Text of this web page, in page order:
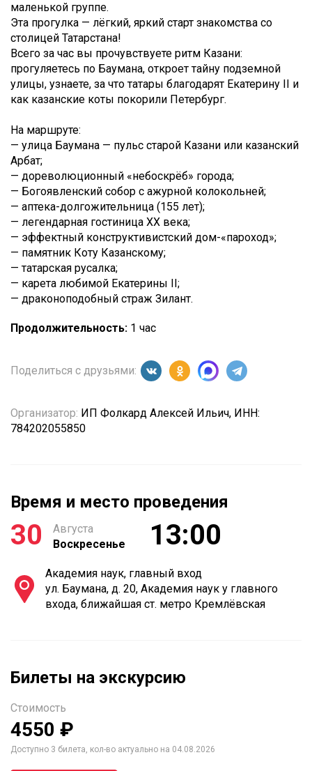
маленькой группе.
Эта прогулка — лёгкий, яркий старт знакомства со
столицей Татарстана!
Всего за час вы прочувствуете ритм Казани:
прогуляетесь по Баумана, откроет тайну подземной
улицы, узнаете, за что татары благодарят Екатерину II и
как казанские коты покорили Петербург.
На маршруте:
— улица Баумана — пульс старой Казани или казанский
Арбат;
— дореволюционный «небоскрёб» города;
— Богоявленский собор с ажурной колокольней;
— аптека-долгожительница (155 лет);
— легендарная гостиница XX века;
— эффектный конструктивистский дом-«пароход»;
— памятник Коту Казанскому;
— татарская русалка;
— карета любимой Екатерины II;
— драконоподобный страж Зилант.
Продолжительность: 1 час
Поделиться с друзьями:
Организатор: ИП Фолкард Алексей Ильич, ИНН:
784202055850
Время и место проведения
30
Августа
Воскресенье
13:00
Академия наук, главный вход
ул. Баумана, д. 20, Академия наук у главного
входа, ближайшая ст. метро Кремлёвская
Билеты на экскурсию
Стоимость
4550 ₽
Доступно 3 билета, кол-во актуально на 04.08.2026